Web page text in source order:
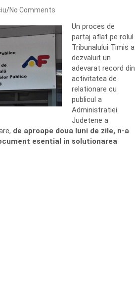
No Comments
Un proces de
partaj aflat pe rolul
Tribunalului Timis a
dezvaluit un
adevarat record din
activitatea de
relationare cu
publicul a
Administratiei
Judetene a
de aproape doua luni de zile, n-a
esential in solutionarea